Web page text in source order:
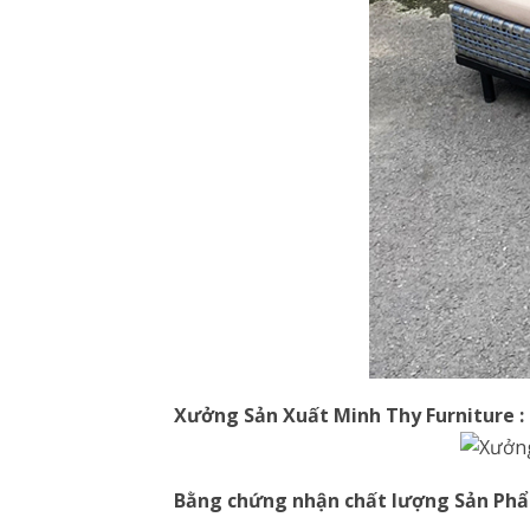
Xưởng Sản Xuất Minh Thy Furniture :
Bằng chứng nhận chất lượng Sản